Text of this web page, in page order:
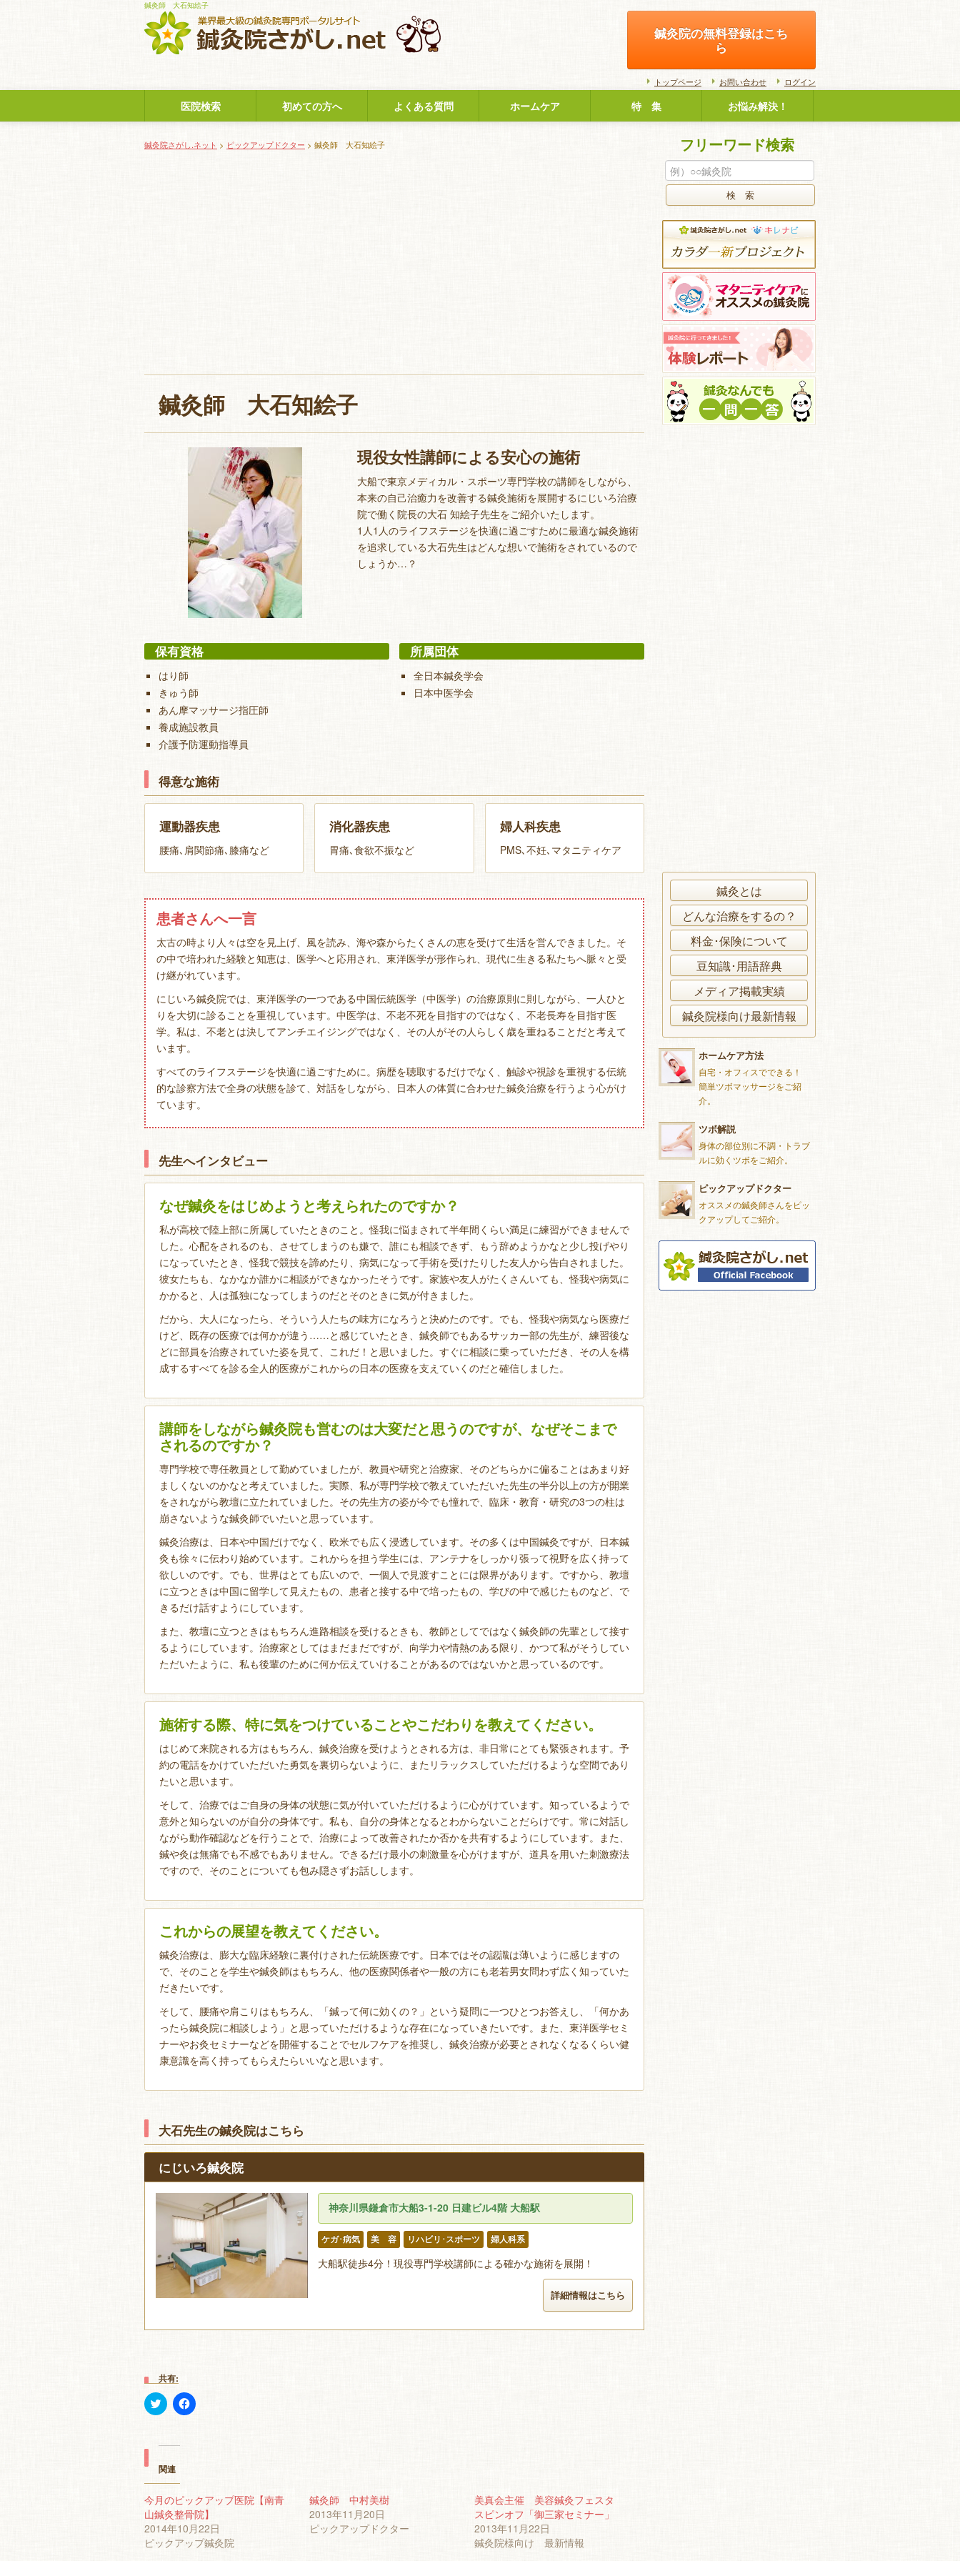
鍼灸師 大石知絵子
鍼灸院の無料登録はこち
ら
トップページ お問い合わせ ログイン
医院検索 初めての方へ よくある質問 ホームケア 特 集 お悩み解決！
鍼灸院さがし.ネット > ピックアップドクター > 鍼灸師 大石知絵子
鍼灸師 大石知絵子
現役女性講師による安心の施術
大船で東京メディカル・スポーツ専門学校の講師をしながら、
本来の自己治癒力を改善する鍼灸施術を展開するにじいろ治療
院で働く院長の大石 知絵子先生をご紹介いたします。
1人1人のライフステージを快適に過ごすために最適な鍼灸施術
を追求している大石先生はどんな想いで施術をされているので
しょうか…？
保有資格
はり師
きゅう師
あん摩マッサージ指圧師
養成施設教員
介護予防運動指導員
所属団体
全日本鍼灸学会
日本中医学会
得意な施術
運動器疾患
腰痛､肩関節痛､膝痛など
消化器疾患
胃痛､食欲不振など
婦人科疾患
PMS､不妊､マタニティケア
患者さんへ一言
太古の時より人々は空を見上げ、風を読み、海や森からたくさんの恵を受けて生活を営んできました。そ
の中で培われた経験と知恵は、医学へと応用され、東洋医学が形作られ、現代に生きる私たちへ脈々と受
け継がれています。
にじいろ鍼灸院では、東洋医学の一つである中国伝統医学（中医学）の治療原則に則しながら、一人ひと
りを大切に診ることを重視しています。中医学は、不老不死を目指すのではなく、不老長寿を目指す医
学。私は、不老とは決してアンチエイジングではなく、その人がその人らしく歳を重ねることだと考えて
います。
すべてのライフステージを快適に過ごすために。病歴を聴取するだけでなく、触診や視診を重視する伝統
的な診察方法で全身の状態を診て、対話をしながら、日本人の体質に合わせた鍼灸治療を行うよう心がけ
ています。
先生へインタビュー
なぜ鍼灸をはじめようと考えられたのですか？
私が高校で陸上部に所属していたときのこと。怪我に悩まされて半年間くらい満足に練習ができませんで
した。心配をされるのも、させてしまうのも嫌で、誰にも相談できず、もう辞めようかなと少し投げやり
になっていたとき、怪我で競技を諦めたり、病気になって手術を受けたりした友人から告白されました。
彼女たちも、なかなか誰かに相談ができなかったそうです。家族や友人がたくさんいても、怪我や病気に
かかると、人は孤独になってしまうのだとそのときに気が付きました。
だから、大人になったら、そういう人たちの味方になろうと決めたのです。でも、怪我や病気なら医療だ
けど、既存の医療では何かが違う……と感じていたとき、鍼灸師でもあるサッカー部の先生が、練習後な
どに部員を治療されていた姿を見て、これだ！と思いました。すぐに相談に乗っていただき、その人を構
成するすべてを診る全人的医療がこれからの日本の医療を支えていくのだと確信しました。
講師をしながら鍼灸院も営むのは大変だと思うのですが、なぜそこまで
されるのですか？
専門学校で専任教員として勤めていましたが、教員や研究と治療家、そのどちらかに偏ることはあまり好
ましくないのかなと考えていました。実際、私が専門学校で教えていただいた先生の半分以上の方が開業
をされながら教壇に立たれていました。その先生方の姿が今でも憧れで、臨床・教育・研究の3つの柱は
崩さないような鍼灸師でいたいと思っています。
鍼灸治療は、日本や中国だけでなく、欧米でも広く浸透しています。その多くは中国鍼灸ですが、日本鍼
灸も徐々に伝わり始めています。これからを担う学生には、アンテナをしっかり張って視野を広く持って
欲しいのです。でも、世界はとても広いので、一個人で見渡すことには限界があります。ですから、教壇
に立つときは中国に留学して見えたもの、患者と接する中で培ったもの、学びの中で感じたものなど、で
きるだけ話すようにしています。
また、教壇に立つときはもちろん進路相談を受けるときも、教師としてではなく鍼灸師の先輩として接す
るようにしています。治療家としてはまだまだですが、向学力や情熱のある限り、かつて私がそうしてい
ただいたように、私も後輩のために何か伝えていけることがあるのではないかと思っているのです。
施術する際、特に気をつけていることやこだわりを教えてください。
はじめて来院される方はもちろん、鍼灸治療を受けようとされる方は、非日常にとても緊張されます。予
約の電話をかけていただいた勇気を裏切らないように、またリラックスしていただけるような空間であり
たいと思います。
そして、治療ではご自身の身体の状態に気が付いていただけるように心がけています。知っているようで
意外と知らないのが自分の身体です。私も、自分の身体となるとわからないことだらけです。常に対話し
ながら動作確認などを行うことで、治療によって改善されたか否かを共有するようにしています。また、
鍼や灸は無痛でも不感でもありません。できるだけ最小の刺激量を心がけますが、道具を用いた刺激療法
ですので、そのことについても包み隠さずお話しします。
これからの展望を教えてください。
鍼灸治療は、膨大な臨床経験に裏付けされた伝統医療です。日本ではその認識は薄いように感じますの
で、そのことを学生や鍼灸師はもちろん、他の医療関係者や一般の方にも老若男女問わず広く知っていた
だきたいです。
そして、腰痛や肩こりはもちろん、「鍼って何に効くの？」という疑問に一つひとつお答えし、「何かあ
ったら鍼灸院に相談しよう」と思っていただけるような存在になっていきたいです。また、東洋医学セミ
ナーやお灸セミナーなどを開催することでセルフケアを推奨し、鍼灸治療が必要とされなくなるくらい健
康意識を高く持ってもらえたらいいなと思います。
大石先生の鍼灸院はこちら
にじいろ鍼灸院
神奈川県鎌倉市大船3-1-20 日建ビル4階 大船駅
ケガ･病気 美 容 リハビリ･スポーツ 婦人科系
大船駅徒歩4分！現役専門学校講師による確かな施術を展開！
詳細情報はこちら
共有:
ク
リ
て
で
共
有
(新
し
い
ウ
ィ
ン
ド
Facebook
で
ッ
ク
し
て
く
だ
さ
関連
今月のピックアップ医院【南青
山鍼灸整骨院】
2014年10月22日
ピックアップ鍼灸院
鍼灸師 中村美樹
2013年11月20日
ピックアップドクター
美真会主催 美容鍼灸フェスタ
スピンオフ「御三家セミナー」
2013年11月22日
鍼灸院様向け 最新情報
フリーワード検索
検 索
鍼灸とは
どんな治療をするの？
料金･保険について
豆知識･用語辞典
メディア掲載実績
鍼灸院様向け最新情報
ホームケア方法
自宅・オフィスでできる！
簡単ツボマッサージをご紹
介。
ツボ解説
身体の部位別に不調・トラブ
ルに効くツボをご紹介。
ピックアップドクター
オススメの鍼灸師さんをピッ
クアップしてご紹介。